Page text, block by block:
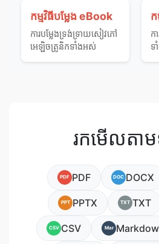
កម្មវិធីបម្លែង eBook
ការ​បម្លែង​ទ្រង់ទ្រាយ​សៀវភៅ​
អេឡិចត្រូនិក​ទាំងអស់
ក
ក
ទ
រកមើលតា
PDF PDF DOC DOCX
PPT PPTX TXT TXT
CSV CSV Mar